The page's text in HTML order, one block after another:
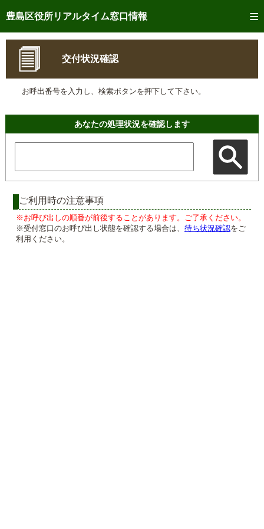
豊島区役所リアルタイム窓口情報
トップページへ
ご利用方法
事前予約
予約状況確認
リアルタイム窓口混雑状況
メール通知登録
混雑予想カレンダー
交付状況確認
お呼出番号を入力し、検索ボタンを押下して下さい。
あなたの処理状況を確認します
ご利用時の注意事項
※お呼び出しの順番が前後することがあります。ご了承ください。
※受付窓口のお呼び出し状態を確認する場合は、 待ち状況確認をご
利用ください。